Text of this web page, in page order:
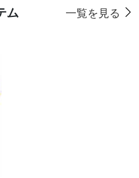
ム 一覧を見る